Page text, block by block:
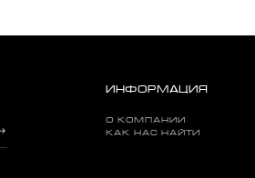
ИНФОРМАЦИЯ
О КОМПАНИИ
КАК НАС НАЙТИ